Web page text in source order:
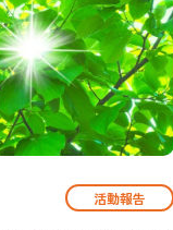
活動報告